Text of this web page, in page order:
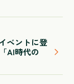
ベントに登
AI時代の